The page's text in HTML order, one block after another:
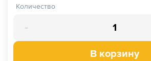
Количество
-
В корзину